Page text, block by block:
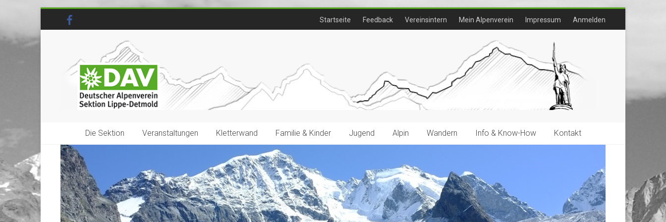
Startseite Feedback Vereinsintern Mein Alpenverein Impressum Anmelden
Die Sektion Veranstaltungen Kletterwand Familie & Kinder Jugend Alpin Wandern Info & Know-How Kontakt